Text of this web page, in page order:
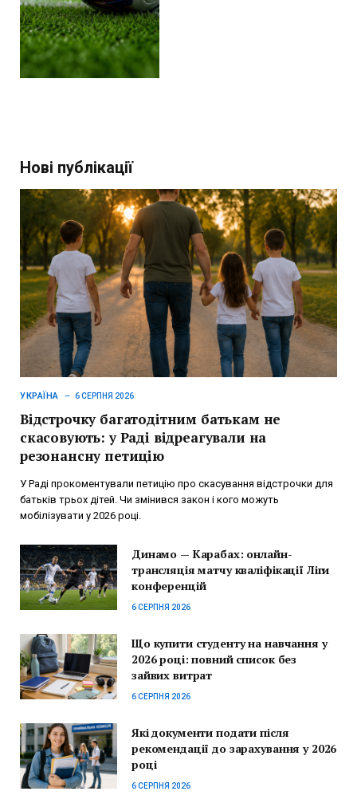
Нові публікації
УКРАЇНА 6 СЕРПНЯ 2026
Відстрочку багатодітним батькам не
скасовують: у Раді відреагували на
резонансну петицію
У Раді прокоментували петицію про скасування відстрочки для
батьків трьох дітей. Чи змінився закон і кого можуть
мобілізувати у 2026 році.
Динамо — Карабах: онлайн-
трансляція матчу кваліфікації Ліги
конференцій
6 СЕРПНЯ 2026
Що купити студенту на навчання у
2026 році: повний список без
зайвих витрат
6 СЕРПНЯ 2026
Які документи подати після
рекомендації до зарахування у 2026
році
6 СЕРПНЯ 2026